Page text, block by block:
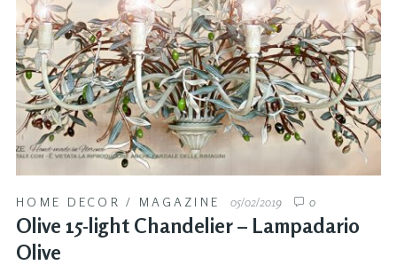
HOME DECOR / MAGAZINE 05/02/2019 0
Olive 15-light Chandelier – Lampadario
Olive